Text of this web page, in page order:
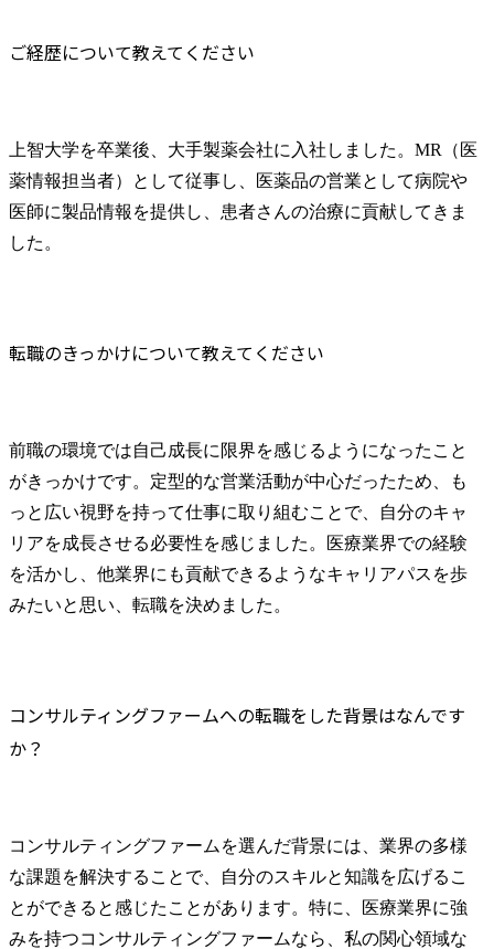
ご経歴について教えてください
上智大学を卒業後、大手製薬会社に入社しました。MR（医
薬情報担当者）として従事し、医薬品の営業として病院や
医師に製品情報を提供し、患者さんの治療に貢献してきま
した。
転職のきっかけについて教えてください
前職の環境では自己成長に限界を感じるようになったこと
がきっかけです。定型的な営業活動が中心だったため、も
っと広い視野を持って仕事に取り組むことで、自分のキャ
リアを成長させる必要性を感じました。医療業界での経験
を活かし、他業界にも貢献できるようなキャリアパスを歩
みたいと思い、転職を決めました。
コンサルティングファームへの転職をした背景はなんです
か？
コンサルティングファームを選んだ背景には、業界の多様
な課題を解決することで、自分のスキルと知識を広げるこ
とができると感じたことがあります。特に、医療業界に強
みを持つコンサルティングファームなら、私の関心領域な